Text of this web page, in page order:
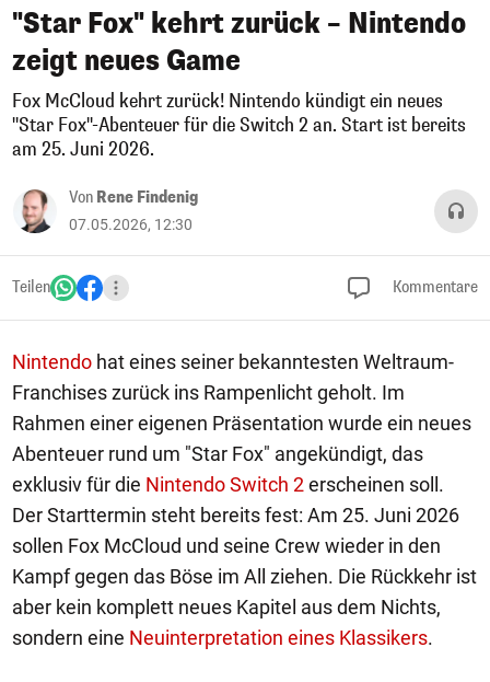
"Star Fox" kehrt zurück – Nintendo
zeigt neues Game
Fox McCloud kehrt zurück! Nintendo kündigt ein neues
"Star Fox"-Abenteuer für die Switch 2 an. Start ist bereits
am 25. Juni 2026.
Von Rene Findenig
07.05.2026, 12:30
Teilen Kommentare
Nintendo hat eines seiner bekanntesten Weltraum-
Franchises zurück ins Rampenlicht geholt. Im
Rahmen einer eigenen Präsentation wurde ein neues
Abenteuer rund um "Star Fox" angekündigt, das
exklusiv für die Nintendo Switch 2erscheinen soll.
Der Starttermin steht bereits fest: Am 25. Juni 2026
sollen Fox McCloud und seine Crew wieder in den
Kampf gegen das Böse im All ziehen. Die Rückkehr ist
aber kein komplett neues Kapitel aus dem Nichts,
sondern eine Neuinterpretation eines Klassikers.